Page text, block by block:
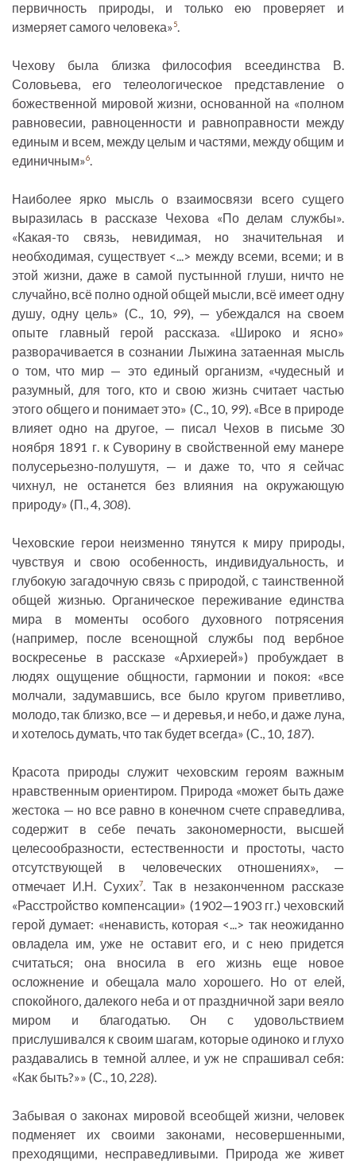
первичность природы, и только ею проверяет и
измеряет самого человека»5.
Чехову была близка философия всеединства В.
Соловьева, его телеологическое представление о
божественной мировой жизни, основанной на «полном
равновесии, равноценности и равноправности между
единым и всем, между целым и частями, между общим и
единичным»6.
Наиболее ярко мысль о взаимосвязи всего сущего
выразилась в рассказе Чехова «По делам службы».
«Какая-то связь, невидимая, но значительная и
необходимая, существует <...> между всеми, всеми; и в
этой жизни, даже в самой пустынной глуши, ничто не
случайно, всё полно одной общей мысли, всё имеет одну
душу, одну цель» (С., 10, 99), — убеждался на своем
опыте главный герой рассказа. «Широко и ясно»
разворачивается в сознании Лыжина затаенная мысль
о том, что мир — это единый организм, «чудесный и
разумный, для того, кто и свою жизнь считает частью
этого общего и понимает это» (С., 10, 99). «Все в природе
влияет одно на другое, — писал Чехов в письме 30
ноября 1891 г. к Суворину в свойственной ему манере
полусерьезно-полушутя, — и даже то, что я сейчас
чихнул, не останется без влияния на окружающую
природу» (П., 4, 308).
Чеховские герои неизменно тянутся к миру природы,
чувствуя и свою особенность, индивидуальность, и
глубокую загадочную связь с природой, с таинственной
общей жизнью. Органическое переживание единства
мира в моменты особого духовного потрясения
(например, после всенощной службы под вербное
воскресенье в рассказе «Архиерей») пробуждает в
людях ощущение общности, гармонии и покоя: «все
молчали, задумавшись, все было кругом приветливо,
молодо, так близко, все — и деревья, и небо, и даже луна,
и хотелось думать, что так будет всегда» (С., 10, 187).
Красота природы служит чеховским героям важным
нравственным ориентиром. Природа «может быть даже
жестока — но все равно в конечном счете справедлива,
содержит в себе печать закономерности, высшей
целесообразности, естественности и простоты, часто
отсутствующей в человеческих отношениях», —
отмечает И.Н. Сухих7. Так в незаконченном рассказе
«Расстройство компенсации» (1902—1903 гг.) чеховский
герой думает: «ненависть, которая <...> так неожиданно
овладела им, уже не оставит его, и с нею придется
считаться; она вносила в его жизнь еще новое
осложнение и обещала мало хорошего. Но от елей,
спокойного, далекого неба и от праздничной зари веяло
миром и благодатью. Он с удовольствием
прислушивался к своим шагам, которые одиноко и глухо
раздавались в темной аллее, и уж не спрашивал себя:
«Как быть?»» (С., 10, 228).
Забывая о законах мировой всеобщей жизни, человек
подменяет их своими законами, несовершенными,
преходящими, несправедливыми. Природа же живет